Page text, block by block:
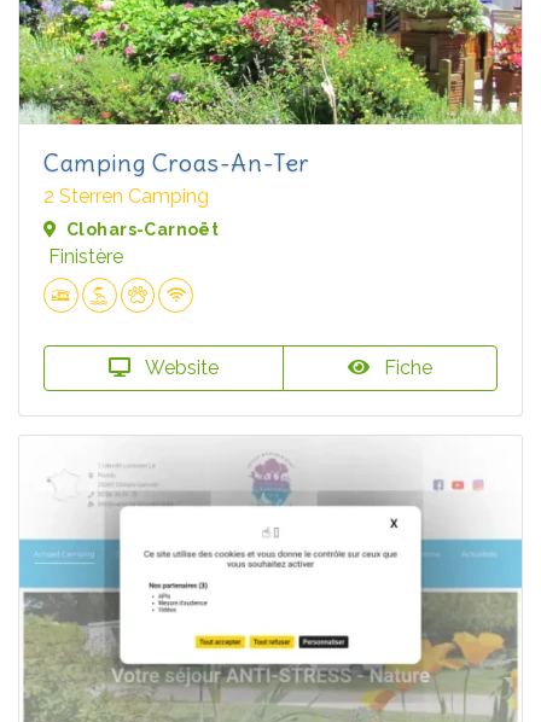
Camping Croas-An-Ter
2 Sterren Camping
Clohars-Carnoët
Finistère
Website Fiche